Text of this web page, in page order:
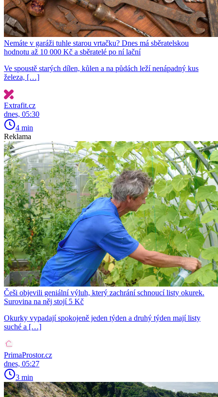
Nemáte v garáži tuhle starou vrtačku? Dnes má sběratelskou
hodnotu až 10 000 Kč a sběratelé po ní lační
Ve spoustě starých dílen, kůlen a na půdách leží nenápadný kus
železa, […]
Extrafit.cz
dnes, 05:30
4 min
Reklama
Češi objevili geniální výluh, který zachrání schnoucí listy okurek.
Surovina na něj stojí 5 Kč
Okurky vypadají spokojeně jeden týden a druhý týden mají listy
suché a […]
PrimaProstor.cz
dnes, 05:27
3 min